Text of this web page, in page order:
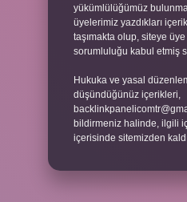
yükümlülüğümüz
üyelerimiz yazdıkları
taşımakta olup, siteye
sorumluluğu kabul etmiş
Hukuka ve yasal
düşündüğünüz içerikleri,
bildirmeniz halinde, ilgili
içerisinde sitemizden